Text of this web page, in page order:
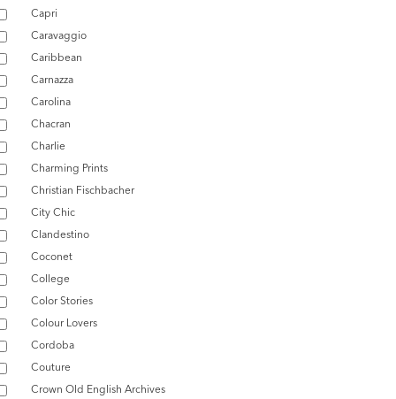
Capri
Caravaggio
Caribbean
Carnazza
Carolina
Chacran
Charlie
Charming Prints
Christian Fischbacher
City Chic
Clandestino
Coconet
College
Color Stories
Colour Lovers
Cordoba
Couture
Crown Old English Archives